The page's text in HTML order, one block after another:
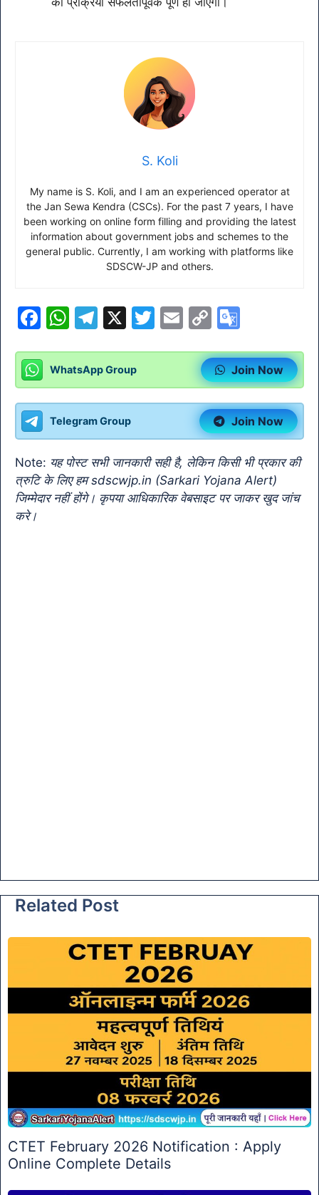
S. Koli
My name is S. Koli, and I am an experienced operator at
the Jan Sewa Kendra (CSCs). For the past 7 years, I have
been working on online form filling and providing the latest
information about government jobs and schemes to the
general public. Currently, I am working with platforms like
SDSCW-JP and others.
F
c
e
b
o
o
k
W
at
s
A
p
p
T
e
gr
a
m
X
T
er
E
ai
l
C
p
y
Li
n
k
o
gl
e
Tr
a
n
sl
WhatsApp Group Join Now
Telegram Group Join Now
Note: यह पोस्ट सभी जानकारी सही है, लेकिन किसी भी प्रकार की
त्रुटि के लिए हम sdscwjp.in (Sarkari Yojana Alert)
जिम्मेदार नहीं होंगे। कृपया आधिकारिक वेबसाइट पर जाकर खुद जांच
करे।
Related Post
CTET February 2026 Notification : Apply
Online Complete Details